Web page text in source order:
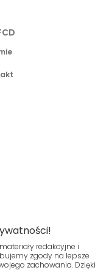
redakcyjne i
zgody na lepsze
zachowania. Dzięki